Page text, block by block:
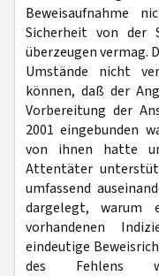
Beweisaufnahme
Sicherheit von der
überzeugen vermag.
Umstände nicht
können, daß der
Vorbereitung der
2001 eingebunden
von ihnen hatte
Attentäter
umfassend
dargelegt, warum
vorhandenen
eindeutige
des Fehlens